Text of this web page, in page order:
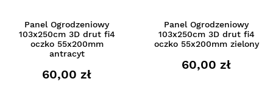
Panel Ogrodzeniowy
103x250cm 3D drut fi4
oczko 55x200mm
antracyt
60,00 zł
Panel Ogrodzeniowy
103x250cm 3D drut fi4
oczko 55x200mm zielony
60,00 zł